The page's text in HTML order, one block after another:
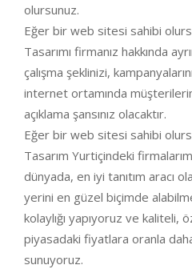
olursunuz.
Eğer bir web sitesi sahibi
Tasarımı firmanız hakkında
çalışma şeklinizi,
internet ortamında
açıklama şansınız olacaktır.
Eğer bir web sitesi sahibi
Tasarım Yurtiçindeki
dünyada, en iyi tanıtım aracı
yerini en güzel biçimde
kolaylığı yapıyoruz ve kaliteli,
piyasadaki fiyatlara oranla
sunuyoruz.